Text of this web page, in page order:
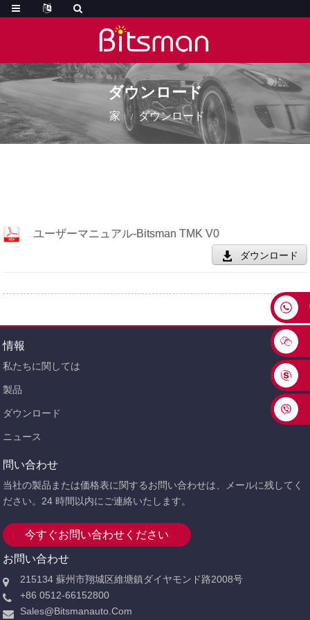
ダウンロード
家 ダウンロード
ユーザーマニュアル-Bitsman TMK V0
ダウンロード
情報
私たちに関しては
製品
ダウンロード
ニュース
問い合わせ
当社の製品または価格表に関するお問い合わせは、メールに残してく
ださい。24 時間以内にご連絡いたします。
今すぐお問い合わせください
お問い合わせ
215134 蘇州市翔城区維塘鎮ダイヤモンド路2008号
+86 0512-66152800
Sales@bitsmanauto.com